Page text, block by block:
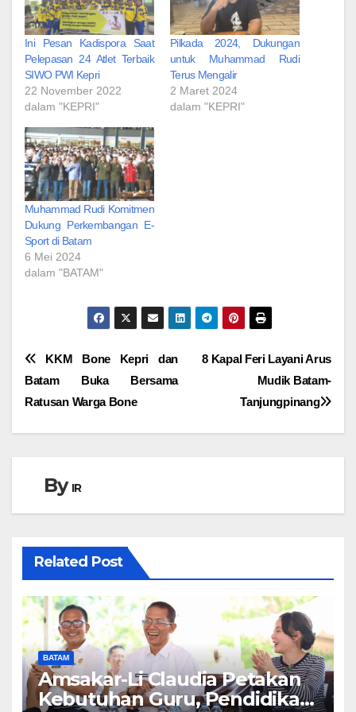
Ini Pesan Kadispora Saat
Pelepasan 24 Atlet Terbaik
SIWO PWI Kepri
22 November 2022
dalam "KEPRI"
Pilkada 2024, Dukungan
untuk Muhammad Rudi
Terus Mengalir
2 Maret 2024
dalam "KEPRI"
Muhammad Rudi Komitmen
Dukung Perkembangan E-
Sport di Batam
6 Mei 2024
dalam "BATAM"
Navigasi
pos
8 Kapal Feri Layani Arus
Mudik Batam-
Tanjungpinang
KKM Bone Kepri dan
Batam Buka Bersama
Ratusan Warga Bone
By IR
Related Post
BATAM
Amsakar-Li Claudia Petakan
Kebutuhan Guru, Pendidikan